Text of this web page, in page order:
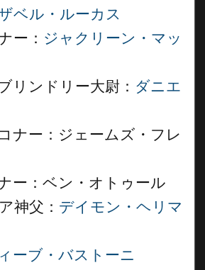
ベル・ルーカス
ー： ジャクリーン・マッ
リンドリー大尉： ダニエ
ナー：ジェームズ・フレ
ー：ベン・オトゥール
神父： デイモン・ヘリマ
ーブ・バストーニ